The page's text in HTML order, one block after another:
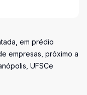
em prédio
empresas, próximo a
UFSCe